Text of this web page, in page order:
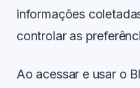
informações
controlar as
Ao acessar e usar o